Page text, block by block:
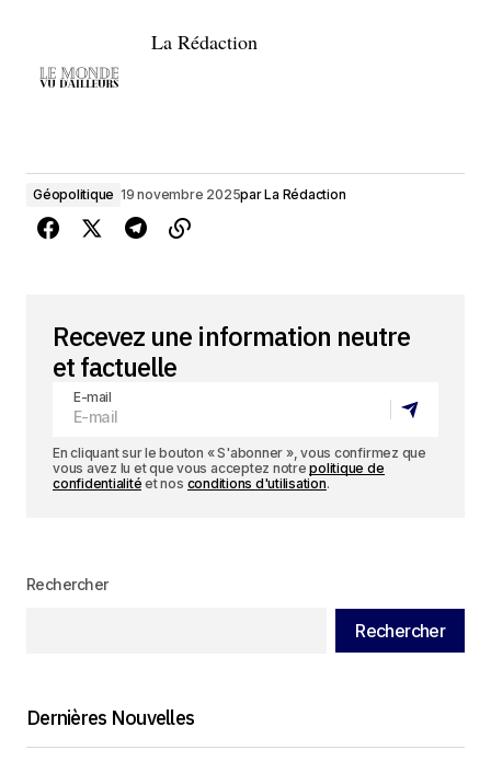
La Rédaction
Géopolitique 19 novembre 2025parLa Rédaction
Recevez une information neutre
et factuelle
E-mail
En cliquant sur le bouton « S'abonner », vous confirmez que
vous avez lu et que vous acceptez notrepolitique de
confidentialité et nos conditions d'utilisation.
Rechercher
Rechercher
Dernières Nouvelles